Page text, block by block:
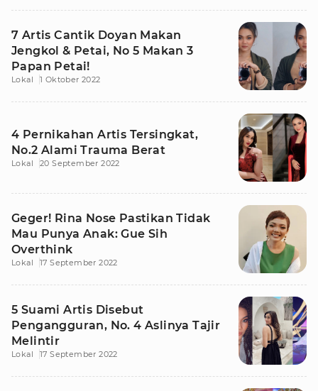
7 Artis Cantik Doyan Makan
Jengkol & Petai, No 5 Makan 3
Papan Petai!
Lokal 1 Oktober 2022
4 Pernikahan Artis Tersingkat,
No.2 Alami Trauma Berat
Lokal 20 September 2022
Geger! Rina Nose Pastikan Tidak
Mau Punya Anak: Gue Sih
Overthink
Lokal 17 September 2022
5 Suami Artis Disebut
Pengangguran, No. 4 Aslinya Tajir
Melintir
Lokal 17 September 2022